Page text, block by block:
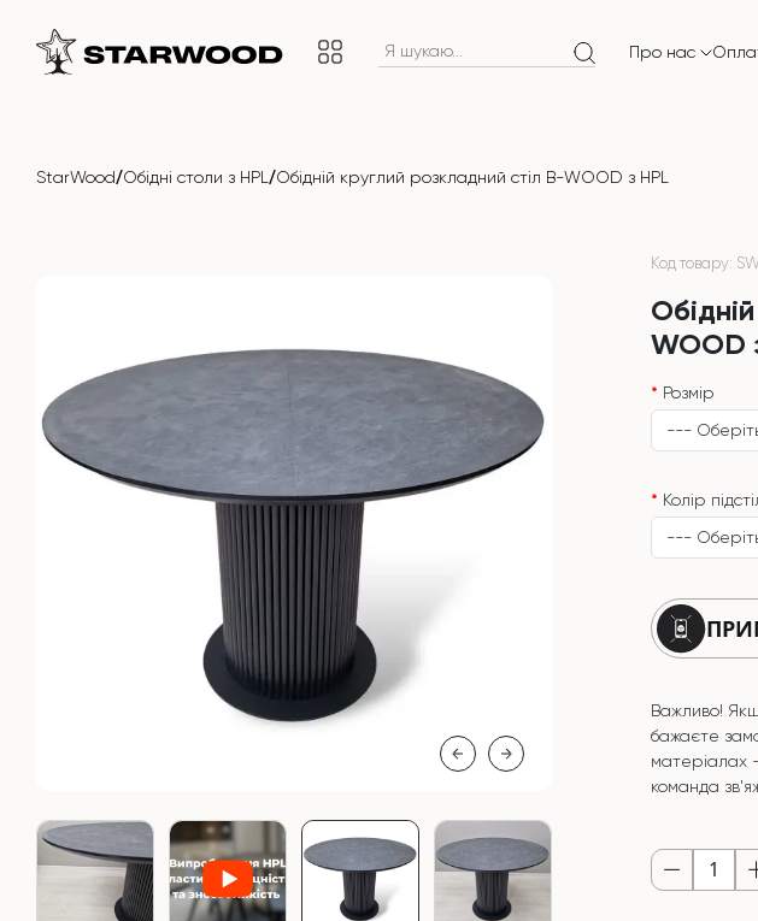
Про нас
StarWood/Обідні столи з HPL /Обідній круглий розкладний стіл B-WOOD з HPL
Код товару:
WOOD
Розмір
Колір
Важливо!
бажаєте
матеріалах
команда